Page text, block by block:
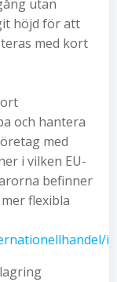
utan
höjd för att
med kort
och hantera
med
i vilken EU-
befinner
flexibla